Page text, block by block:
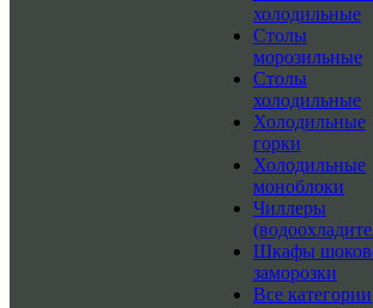
холодильные
Столы
морозильные
Столы
холодильные
Холодильные
горки
Холодильные
моноблоки
Чиллеры
Шкафы
заморозки
Все категории